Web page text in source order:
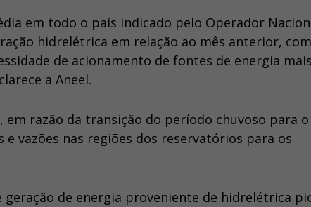
em todo o país indicado pelo Operador
hidrelétrica em relação ao mês anterior,
de acionamento de fontes de energia mais
a Aneel.
em razão da transição do período chuvoso para o
vazões nas regiões dos reservatórios para os
geração de energia proveniente de hidrelétrica